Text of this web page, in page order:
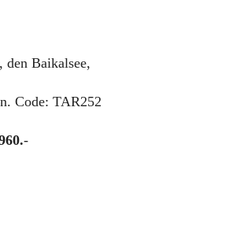
den Baikalsee,
Code: TAR252
-